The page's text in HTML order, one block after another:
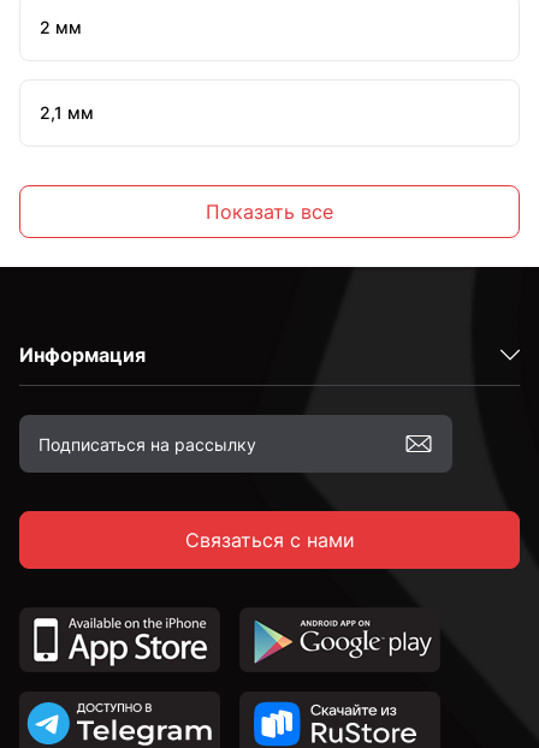
2 мм
2,1 мм
2,4 мм
2,5 мм
2,7 мм
2,8 мм
Показать все
Информация
Связаться с нами